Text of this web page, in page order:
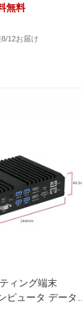
無料
12お届け
ィング端末
ピュータ データゲ